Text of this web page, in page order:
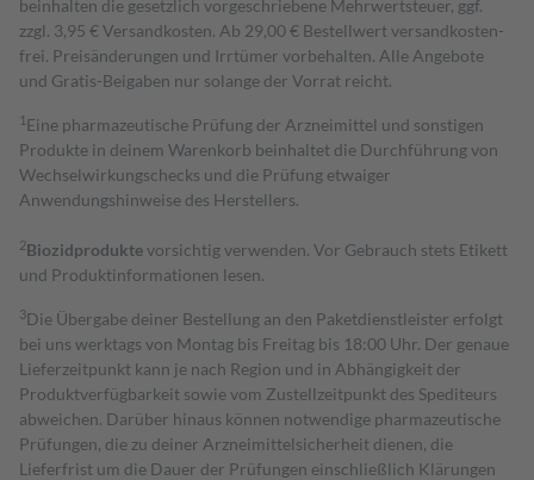
beinhalten die gesetzlich vorgeschriebene Mehrwertsteuer, ggf.
zzgl. 3,95 € Versandkosten. Ab 29,00 € Bestell­wert versand­kosten­
frei. Preisänderungen und Irrtümer vorbehalten. Alle Angebote
und Gratis-Beigaben nur solange der Vorrat reicht.
1 Eine pharmazeutische Prüfung der Arzneimittel und sonstigen
Produkte in deinem Warenkorb beinhaltet die Durchführung von
Wechselwirkungschecks und die Prüfung etwaiger
Anwendungshinweise des Herstellers.
2Biozidproduktevorsichtig verwenden. Vor Gebrauch stets Etikett
und Produktinformationen lesen.
3Die Übergabe deiner Bestellung an den Paketdienstleister erfolgt
bei uns werktags von Montag bis Freitag bis 18:00 Uhr. Der genaue
Lieferzeitpunkt kann je nach Region und in Abhängigkeit der
Produktverfügbarkeit sowie vom Zustellzeitpunkt des Spediteurs
abweichen. Darüber hinaus können notwendige pharmazeutische
Prüfungen, die zu deiner Arzneimittelsicherheit dienen, die
Lieferfrist um die Dauer der Prüfungen einschließlich Klärungen